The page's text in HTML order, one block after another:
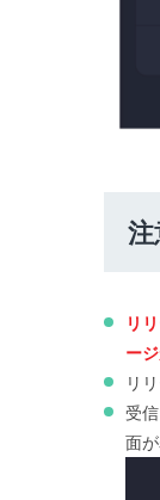
リ
ー
リ
受
面